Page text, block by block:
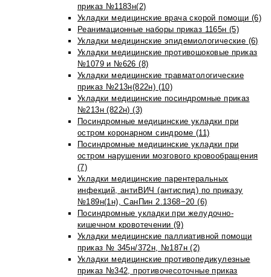
приказ №1183н(2)
Укладки медицинские врача скорой помощи (6)
Реанимационные наборы приказ 1165н (5)
Укладки медицинские эпидемиологические (6)
Укладки медицинские противошоковые приказ
№1079 и №626 (8)
Укладки медицинские травматологические
приказ №213н(822н) (10)
Укладки медицинские посиндромные приказ
№213н (822н) (3)
Посиндромные медицинские укладки при
остром коронарном синдроме (11)
Посиндромные медицинские укладки при
остром нарушении мозгового кровообращения
(7)
Укладки медицинские парентеральных
инфекций, антиВИЧ (антиспид) по приказу
№189н(1н), СанПин 2.1368−20 (6)
Посиндромные укладки при желудочно-
кишечном кровотечении (9)
Укладки медицинские паллиативной помощи
приказ № 345н/372н, №187н (2)
Укладки медицинские противопедикулезные
приказ №342, противочесоточные приказ